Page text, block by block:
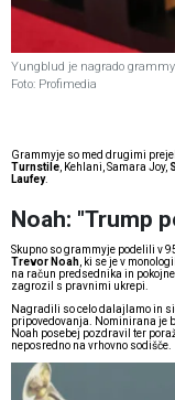
Yungblud je nagrado
Foto: Profimedia
Grammyje so med drugimi
Turnstile , Kehlani, Samara Joy,
Laufey.
Noah: "Trump
Skupno so grammyje podelili v
Trevor Noah , ki se je v
na račun predsednika in
zagrozil s pravnimi ukrepi.
Nagradili so celo dalajlamo in
pripovedovanja. Nominirana je
Noah posebej pozdravil ter
neposredno na vrhovno sodišče.